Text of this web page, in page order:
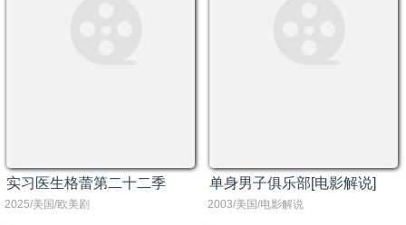
实习医生格蕾第二十二季
2025/美国/欧美剧
单身男子俱乐部[电影解说]
2003/美国/电影解说